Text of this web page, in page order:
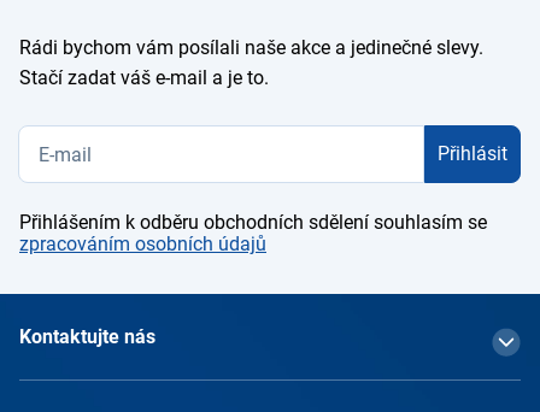
Rádi bychom vám posílali naše akce a jedinečné slevy.
Stačí zadat váš e-mail a je to.
Přihlásit
Přihlášením k odběru obchodních sdělení souhlasím se
zpracováním osobních údajů
Kontaktujte nás